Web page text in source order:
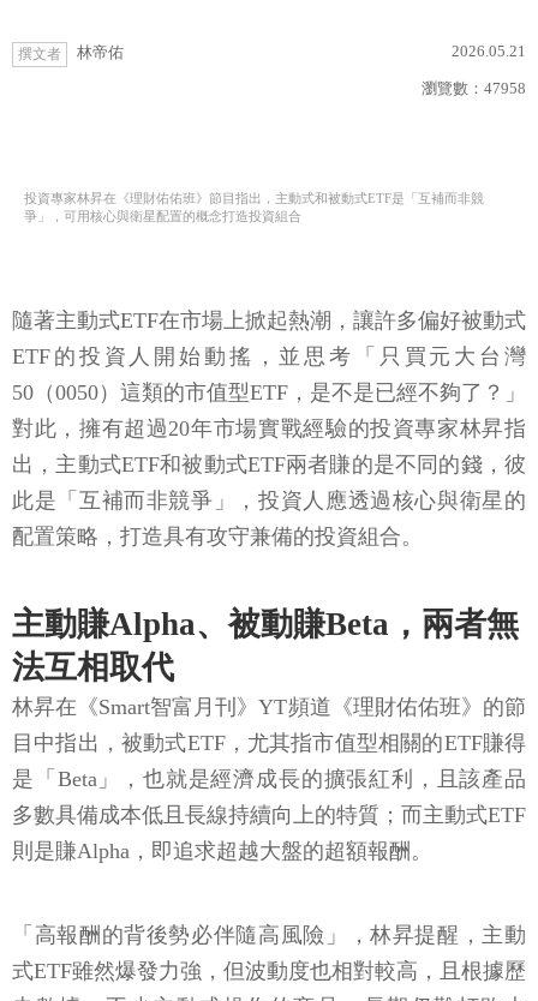
撰文者 林帝佑 2026.05.21
瀏覽數： 47958
投資專家林昇在《理財佑佑班》節目指出，主動式和被動式ETF是「互補而非競
爭」，可用核心與衛星配置的概念打造投資組合
隨著主動式ETF在市場上掀起熱潮，讓許多偏好被動式
ETF的投資人開始動搖，並思考「只買元大台灣
50（0050）這類的市值型ETF，是不是已經不夠了？」
對此，擁有超過20年市場實戰經驗的投資專家林昇指
出，主動式ETF和被動式ETF兩者賺的是不同的錢，彼
此是「互補而非競爭」，投資人應透過核心與衛星的
配置策略，打造具有攻守兼備的投資組合。
主動賺Alpha、被動賺Beta，兩者無
法互相取代
林昇在《Smart智富月刊》YT頻道《理財佑佑班》的節
目中指出，被動式ETF，尤其指市值型相關的ETF賺得
是「Beta」，也就是經濟成長的擴張紅利，且該產品
多數具備成本低且長線持續向上的特質；而主動式ETF
則是賺Alpha，即追求超越大盤的超額報酬。
「高報酬的背後勢必伴隨高風險」，林昇提醒，主動
式ETF雖然爆發力強，但波動度也相對較高，且根據歷